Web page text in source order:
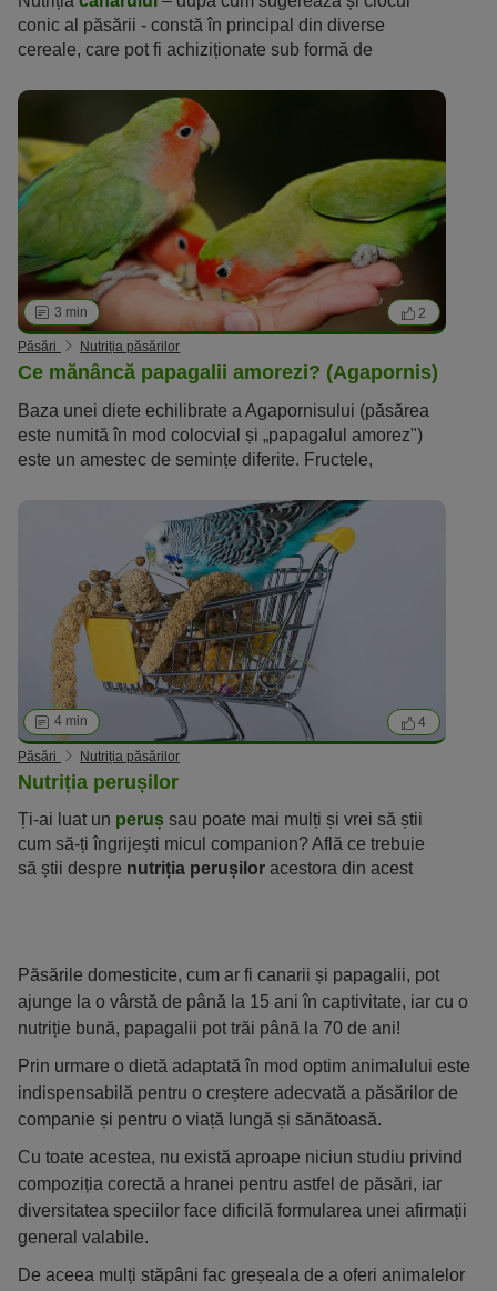
conic al păsării - constă în principal din diverse
cereale, care pot fi achiziționate sub formă de
3 min 2
Păsări Nutriția păsărilor
Ce mănâncă papagalii amorezi? (Agapornis)
Baza unei diete echilibrate a Agapornisului (păsărea
este numită în mod colocvial și „papagalul amorez")
este un amestec de semințe diferite. Fructele,
necesare pentru o aprovizionare suficientă cu energie.
4 min 4
Păsări Nutriția păsărilor
Nutriția perușilor
Ți-ai luat un peruș sau poate mai mulți și vrei să știi
cum să-ți îngrijești micul companion? Află ce trebuie
să știi despre nutriția perușilor acestora din acest
Păsările domesticite, cum ar fi canarii și papagalii, pot
ajunge la o vârstă de până la 15 ani în captivitate, iar cu o
nutriție bună, papagalii pot trăi până la 70 de ani!
Prin urmare o dietă adaptată în mod optim animalului este
indispensabilă pentru o creștere adecvată a păsărilor de
companie și pentru o viață lungă și sănătoasă.
Cu toate acestea, nu există aproape niciun studiu privind
compoziția corectă a hranei pentru astfel de păsări, iar
diversitatea speciilor face dificilă formularea unei afirmații
general valabile.
De aceea mulți stăpâni fac greșeala de a oferi animalelor